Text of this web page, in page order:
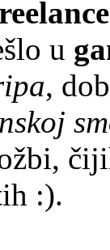
u
,
:).